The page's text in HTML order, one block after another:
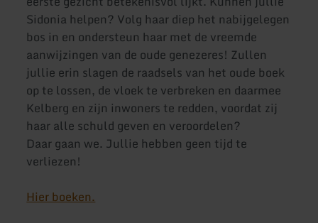
Sidonia helpen? Volg haar diep het nabijgelegen
bos in en ondersteun haar met de vreemde
aanwijzingen van de oude genezeres! Zullen
jullie erin slagen de raadsels van het oude boek
op te lossen, de vloek te verbreken en daarmee
Kelberg en zijn inwoners te redden, voordat zij
haar alle schuld geven en veroordelen?
Daar gaan we. Jullie hebben geen tijd te
verliezen!
Hier boeken.